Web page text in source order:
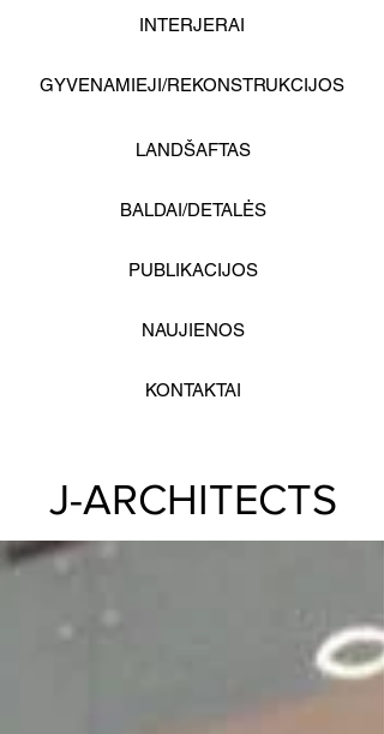
INTERJERAI
GYVENAMIEJI/REKONSTRUKCIJOS
LANDŠAFTAS
BALDAI/DETALĖS
PUBLIKACIJOS
NAUJIENOS
KONTAKTAI
J-ARCHITECTS